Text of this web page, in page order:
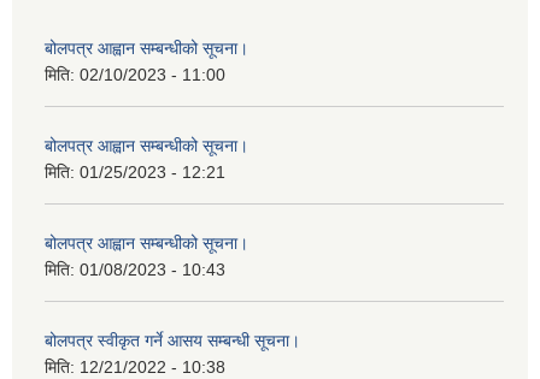
बोलपत्र आह्वान सम्बन्धीको सूचना।
मिति: 02/10/2023 - 11:00
बोलपत्र आह्वान सम्बन्धीको सूचना।
मिति: 01/25/2023 - 12:21
बोलपत्र आह्वान सम्बन्धीको सूचना।
मिति: 01/08/2023 - 10:43
बोलपत्र स्वीकृत गर्ने आसय सम्बन्धी सूचना।
मिति: 12/21/2022 - 10:38